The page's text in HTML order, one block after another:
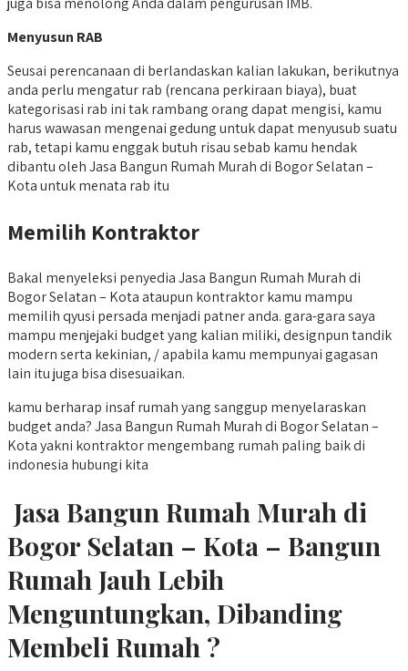
Menyusun RAB
Seusai perencanaan di berlandaskan kalian lakukan, berikutnya
anda perlu mengatur rab (rencana perkiraan biaya), buat
kategorisasi rab ini tak rambang orang dapat mengisi, kamu
harus wawasan mengenai gedung untuk dapat menyusub suatu
rab, tetapi kamu enggak butuh risau sebab kamu hendak
dibantu oleh Jasa Bangun Rumah Murah di Bogor Selatan –
Kota untuk menata rab itu
Memilih Kontraktor
Bakal menyeleksi penyedia Jasa Bangun Rumah Murah di
Bogor Selatan – Kota ataupun kontraktor kamu mampu
memilih qyusi persada menjadi patner anda. gara-gara saya
mampu menjejaki budget yang kalian miliki, designpun tandik
modern serta kekinian, / apabila kamu mempunyai gagasan
lain itu juga bisa disesuaikan.
kamu berharap insaf rumah yang sanggup menyelaraskan
budget anda? Jasa Bangun Rumah Murah di Bogor Selatan –
Kota yakni kontraktor mengembang rumah paling baik di
indonesia hubungi kita
Jasa Bangun Rumah Murah di
Bogor Selatan – Kota – Bangun
Rumah Jauh Lebih
Menguntungkan, Dibanding
Membeli Rumah ?